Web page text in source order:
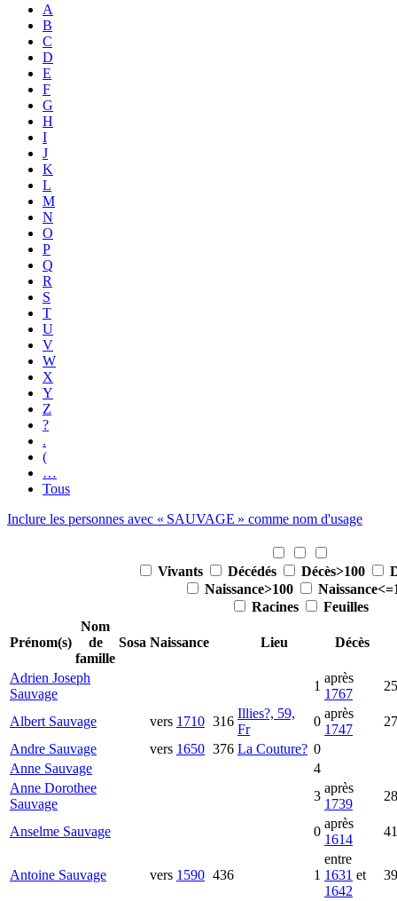
A
B
C
D
E
F
G
H
I
J
K
L
M
N
O
P
Q
R
S
T
U
V
W
X
Y
Z
?
.
(
…
Tous
Inclure les personnes avec « SAUVAGE » comme nom d'usage
Vivants Décédés Décès>100
Naissance>100
Racines
Feuilles
Prénom(s)
Nom
de
famille
Sosa Naissance Lieu Décès
Adrien Joseph
Sauvage
1
après
1767
Albert Sauvage vers 1710 316
Illies?, 59,
Fr
0
après
1747
Andre Sauvage vers 1650 376 La Couture? 0
Anne Sauvage
4
Anne Dorothee
Sauvage
3
après
1739
Anselme Sauvage 0
après
1614
Antoine Sauvage vers 1590 436 1
entre
1631 et
1642